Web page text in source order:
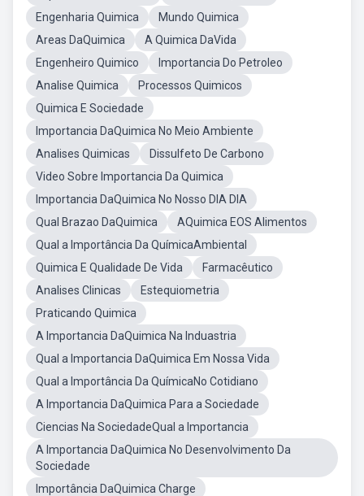
Engenharia Quimica
Mundo Quimica
Areas DaQuimica
A Quimica DaVida
Engenheiro Quimico
Importancia Do Petroleo
Analise Quimica
Processos Quimicos
Quimica E Sociedade
Importancia DaQuimica No Meio Ambiente
Analises Quimicas
Dissulfeto De Carbono
Video Sobre Importancia Da Quimica
Importancia DaQuimica No Nosso DIA DIA
Qual Brazao DaQuimica
AQuimica EOS Alimentos
Qual a Importância Da QuímicaAmbiental
Quimica E Qualidade De Vida
Farmacêutico
Analises Clinicas
Estequiometria
Praticando Quimica
A Importancia DaQuimica Na Induastria
Qual a Importancia DaQuimica Em Nossa Vida
Qual a Importância Da QuímicaNo Cotidiano
A Importancia DaQuimica Para a Sociedade
Ciencias Na SociedadeQual a Importancia
A Importancia DaQuimica No Desenvolvimento Da
Sociedade
Importância DaQuimica Charge